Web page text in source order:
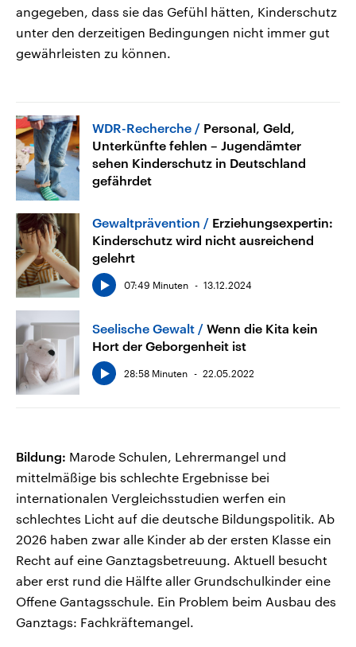
angegeben, dass sie das Gefühl hätten, Kinderschutz
unter den derzeitigen Bedingungen nicht immer gut
gewährleisten zu können.
WDR-Recherche
Personal, Geld,
Unterkünfte fehlen – Jugendämter
sehen Kinderschutz in Deutschland
gefährdet
Gewaltprävention
Erziehungsexpertin:
Kinderschutz wird nicht ausreichend
gelehrt
07:49 Minuten 13.12.2024
Seelische Gewalt
Wenn die Kita kein
Hort der Geborgenheit ist
28:58 Minuten 22.05.2022
Bildung: Marode Schulen, Lehrermangel und
mittelmäßige bis schlechte Ergebnisse bei
internationalen Vergleichsstudien werfen ein
schlechtes Licht auf die deutsche Bildungspolitik. Ab
2026 haben zwar alle Kinder ab der ersten Klasse ein
Recht auf eine Ganztagsbetreuung. Aktuell besucht
aber erst rund die Hälfte aller Grundschulkinder eine
Offene Gantagsschule. Ein Problem beim Ausbau des
Ganztags: Fachkräftemangel.